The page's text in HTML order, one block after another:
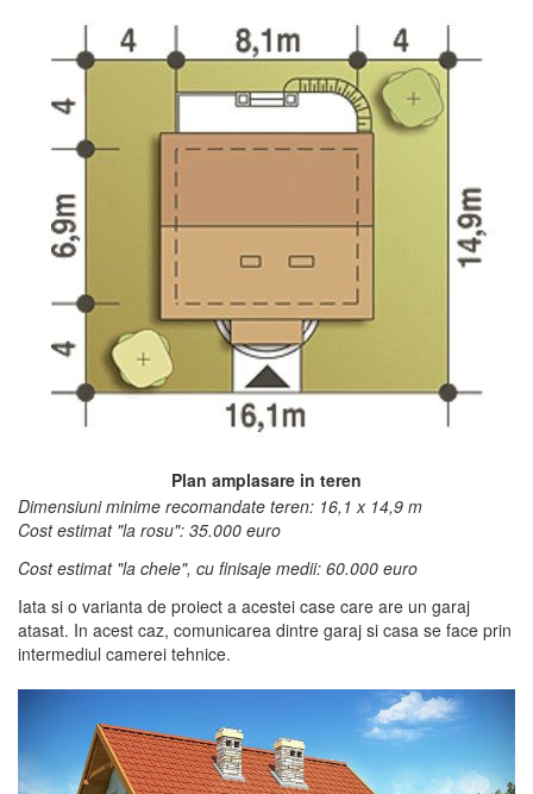
Plan amplasare in teren
Dimensiuni minime recomandate teren: 16,1 x 14,9 m
Cost estimat "la rosu": 35.000 euro
Cost estimat "la cheie", cu finisaje medii: 60.000 euro
Iata si o varianta de proiect a acestei case care are un garaj
atasat. In acest caz, comunicarea dintre garaj si casa se face prin
intermediul camerei tehnice.